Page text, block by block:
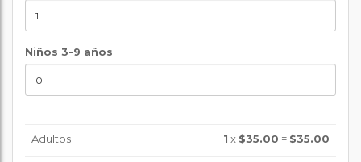
Niños 3-9 años
Adultos 1 x $35.00 = $35.00